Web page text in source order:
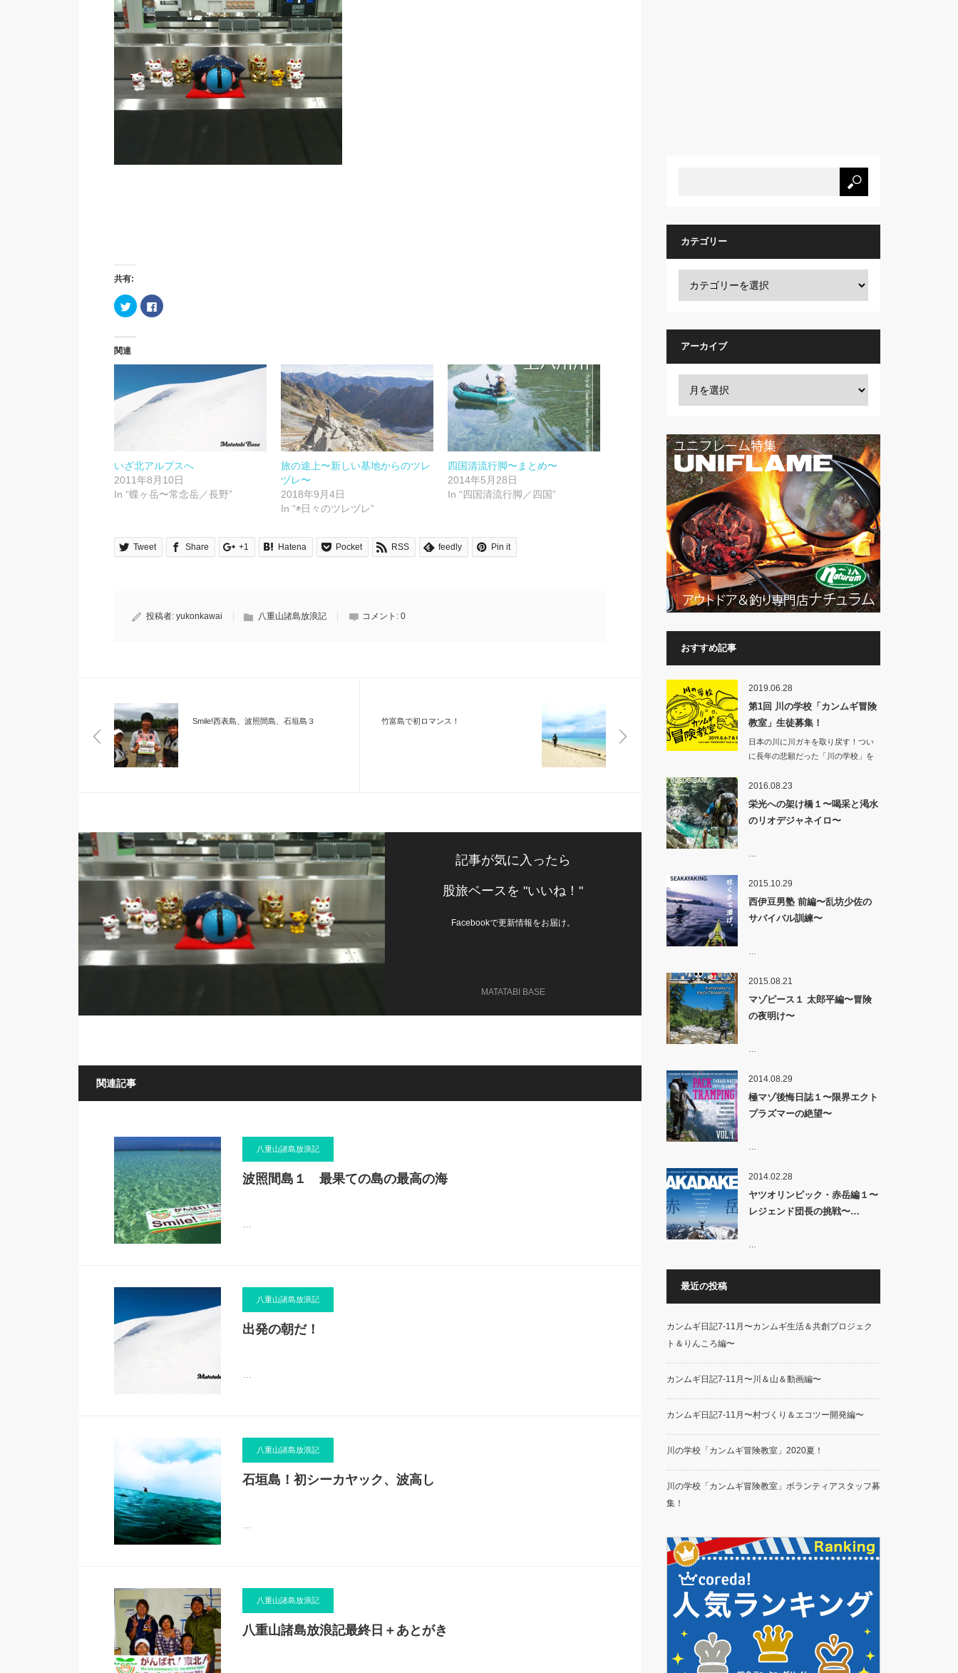
共有:
ク
リ
し
で
(新
し
い
ウ
ウ
開
き
ま
す)
Facebook
で
は
ッ
ク
し
い
ウ
ィ
開
す)
関連
いざ北アルプスへ
2011年8月10日
In “蝶ヶ岳〜常念岳／長野”
旅の途上〜新しい基地からのツレ
ヅレ〜
2018年9月4日
In “◉日々のツレヅレ”
四国清流行脚〜まとめ〜
2014年5月28日
In “四国清流行脚／四国”
Tweet Share +1 Hatena Pocket RSS feedly Pin it
投稿者: yukonkawai 八重山諸島放浪記 コメント: 0
Smile!西表島、波照間島、石垣島３ 竹富島で初ロマンス！
記事が気に入ったら
股旅ベースを "いいね！"
Facebookで更新情報をお届け。
MATATABI BASE
関連記事
八重山諸島放浪記
波照間島１ 最果ての島の最高の海
…
八重山諸島放浪記
出発の朝だ！
…
八重山諸島放浪記
石垣島！初シーカヤック、波高し
…
八重山諸島放浪記
八重山諸島放浪記最終日＋あとがき
カテゴリー
アーカイブ
おすすめ記事
2019.06.28
第1回 川の学校「カンムギ冒険
教室」生徒募集！
日本の川に川ガキを取り戻す！つい
に長年の悲願だった「川の学校」を
2016.08.23
栄光への架け橋１〜喝采と渇水
のリオデジャネイロ〜
2015.10.29
西伊豆男塾 前編〜乱坊少佐の
サバイバル訓練〜
2015.08.21
マゾピース１ 太郎平編〜冒険
の夜明け〜
2014.08.29
極マゾ後悔日誌１〜限界エクト
プラズマーの絶望〜
2014.02.28
ヤツオリンピック・赤岳編１〜
レジェンド団長の挑戦〜…
最近の投稿
カンムギ日記7-11月〜カンムギ生活＆共創プロジェク
ト＆りんころ編〜
カンムギ日記7-11月〜川＆山＆動画編〜
カンムギ日記7-11月〜村づくり＆エコツー開発編〜
川の学校「カンムギ冒険教室」2020夏！
川の学校「カンムギ冒険教室」ボランティアスタッフ募
集！